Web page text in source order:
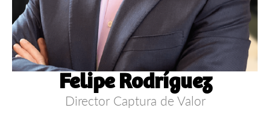
Felipe Rodríguez
Director Captura de Valor